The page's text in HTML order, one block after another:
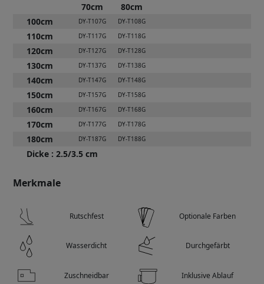
70cm
80cm
100cm
DY-T107G DY-T108G
110cm DY-T117G DY-T118G
120cm DY-T127G DY-T128G
130cm DY-T137G DY-T138G
140cm DY-T147G DY-T148G
150cm DY-T157G DY-T158G
160cm DY-T167G DY-T168G
170cm DY-T177G DY-T178G
180cm DY-T187G DY-T188G
Dicke: 2.5/3.5 cm
Merkmale
Rutschfest Optionale Farben
Wasserdicht Durchgefärbt
Zuschneidbar Inklusive Ablauf